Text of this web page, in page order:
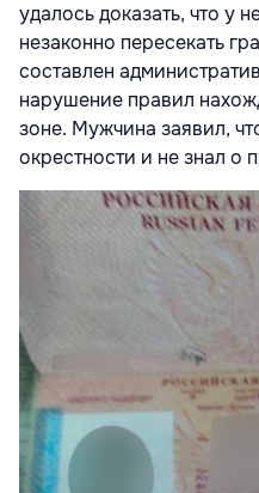
удалось доказать, что у
незаконно пересекать
составлен
нарушение правил
зоне. Мужчина заявил,
окрестности и не знал о